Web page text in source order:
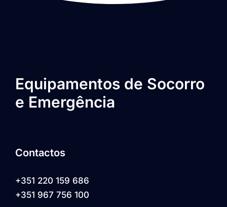
Equipamentos de Socorro
e Emergência
Contactos
+351 220 159 686
+351 967 756 100